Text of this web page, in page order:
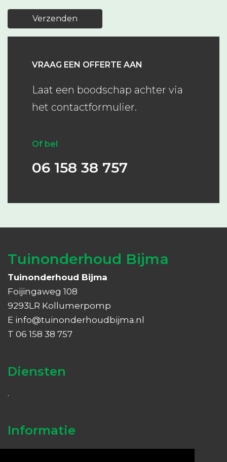
Verzenden
VRAAG EEN OFFERTE AAN
Laat een boodschap achter via
het contactformulier.
Of bel
06 158 38 757
Tuinonderhoud Bijma
Tuinonderhoud Bijma
Foijingaweg 108
9293LR Kollumerpomp
E info@tuinonderhoudbijma.nl
T 06 158 38 757
Diensten
.
Informatie
OVER ONS